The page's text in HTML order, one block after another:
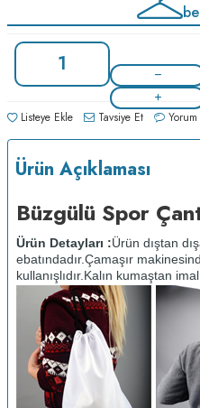
Listeye Ekle Tavsiye Et
Ürün Açıklaması
Büzgülü Spor
Ürün Detayları :Ürün dıştan
ebatındadır.Çamaşır
kullanışlıdır. Kalın kumaştan